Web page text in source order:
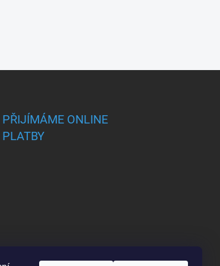
PŘIJÍMÁME ONLINE
PLATBY